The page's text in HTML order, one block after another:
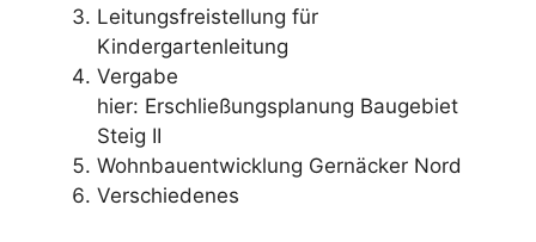
Leitungsfreistellung für
Kindergartenleitung
Vergabe
hier: Erschließungsplanung Baugebiet
Steig II
Wohnbauentwicklung Gernäcker Nord
Verschiedenes